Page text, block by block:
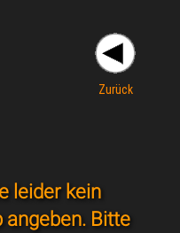
Zurück
leider kein
Bitte